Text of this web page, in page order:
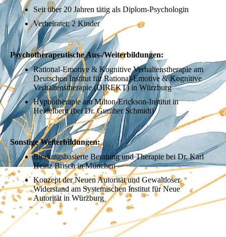
Seit über 20 Jahren tätig als Diplom-Psychologin
Verheiratet; 2 Kinder
Psychotherapeutische Aus-/Weiterbildungen:
Rational-Emotive & Kognitive Verhaltenstherapie am
Deutschen Institut für Rational-Emotive & Kognitive
Verhaltenstherapie (DIREKT) in Würzburg
Hypnotherapie am Milton-Erickson-Institut in
Heidelberg (bei Dr. Gunther Schmidt)
Sonstige Weiterbildungen:
Bindungsbasierte Beratung und Therapie bei Dr. Karl
Heinz Brisch in München
Konzept der Neuen Autorität und Gewaltloser
Widerstand am Systemischen Institut für Neue
Autorität in Würzburg